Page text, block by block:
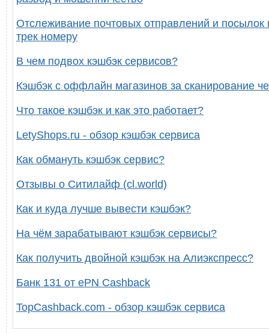
Отслеживание почтовых отправлений и посылок
трек номеру
В чем подвох кэшбэк сервисов?
Кэшбэк с оффлайн магазинов за сканирование
Что такое кэшбэк и как это работает?
LetyShops.ru - обзор кэшбэк сервиса
Как обмануть кэшбэк сервис?
Отзывы о Ситилайф (cl.world)
Как и куда лучше вывести кэшбэк?
На чём зарабатывают кэшбэк сервисы?
Как получить двойной кэшбэк на Алиэкспресс?
Банк 131 от ePN Cashback
TopCashback.com - обзор кэшбэк сервиса